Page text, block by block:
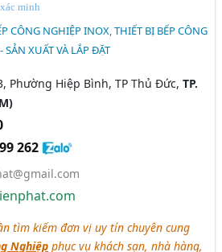
minh
CÔNG NGHIỆP INOX, THIẾT BỊ BẾP CÔNG
SẢN XUẤT VÀ LẮP ĐẶT
Phường Hiệp Bình, TP Thủ Đức,TP.
262
tìm kiếm đơn vị uy tín chuyên cung
Nghiệp phục vụ khách sạn, nhà hàng,